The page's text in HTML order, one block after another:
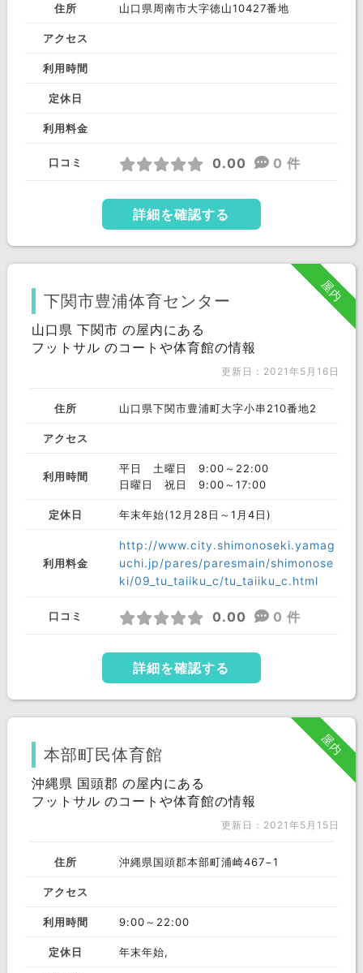
神奈川県 千葉県
栃木県
愛知県
山梨県 石川県
大阪府 京都府 兵庫県
和歌山県
中国 エリア
四国 エリア
高知県
九州 エリア
大分県 佐賀県 宮崎県
住所 山口県周南市大字徳山10427番地
アクセス
利用時間
定休日
利用料金
口コミ 0.00 0 件
詳細を確認する
屋内
下関市豊浦体育センター
山口県 下関市 の屋内にある
フットサル のコートや体育館の情報
更新日：2021年5月16日
住所 山口県下関市豊浦町大字小串210番地2
アクセス
利用時間
平日 土曜日 9:00～22:00
日曜日 祝日 9:00～17:00
定休日 年末年始(12月28日～1月4日)
利用料金
http://www.city.shimonoseki.yamag
uchi.jp/pares/paresmain/shimonose
ki/09_tu_taiiku_c/tu_taiiku_c.html
口コミ 0.00 0 件
詳細を確認する
屋内
本部町民体育館
沖縄県 国頭郡 の屋内にある
フットサル のコートや体育館の情報
更新日：2021年5月15日
住所 沖縄県国頭郡本部町浦崎467−1
アクセス
利用時間 9:00～22:00
定休日 年末年始,